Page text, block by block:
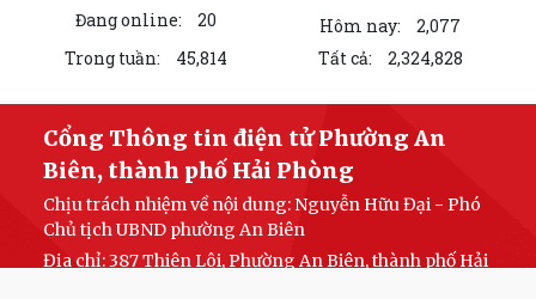
Đang online: 20 Hôm nay:
2,077
Trong tuần:
45,814 Tất cả: 2,324,828
Cổng Thông tin điện tử Phường An
Biên, thành phố Hải Phòng
Chịu trách nhiệm về nội dung: Nguyễn Hữu Đại - Phó
Chủ tịch UBND phường An Biên
Địa chỉ: 387 Thiên Lôi, Phường An Biên, thành phố Hải